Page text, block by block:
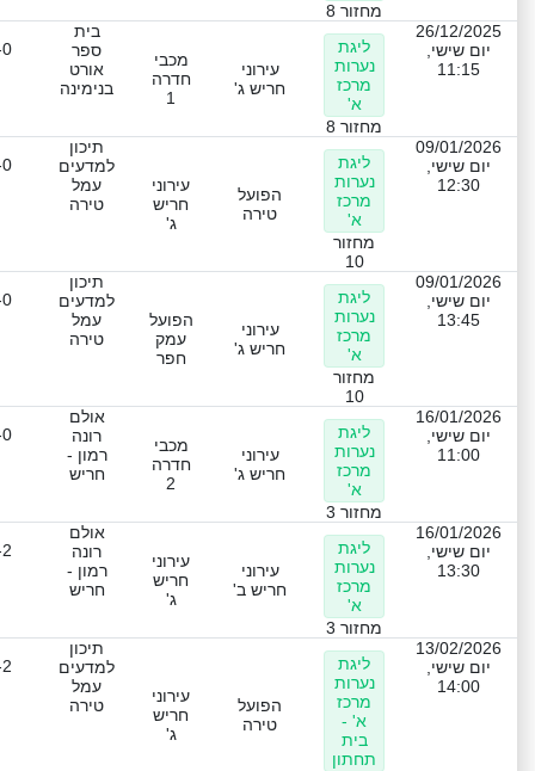
מחזור 8
26/12/2025
יום שישי,
11:15
ליגת
נערות
מרכז
א'
מחזור 8
עירוני
חריש ג'
מכבי
חדרה
1
בית
ספר
אורט
בנימינה
09/01/2026
יום שישי,
12:30
ליגת
נערות
מרכז
א'
מחזור
10
הפועל
טירה
עירוני
חריש
ג'
תיכון
למדעים
עמל
טירה
09/01/2026
יום שישי,
13:45
ליגת
נערות
מרכז
א'
מחזור
10
עירוני
חריש ג'
הפועל
עמק
חפר
תיכון
למדעים
עמל
טירה
16/01/2026
יום שישי,
11:00
ליגת
נערות
מרכז
א'
מחזור 3
עירוני
חריש ג'
מכבי
חדרה
2
אולם
רונה
רמון -
חריש
16/01/2026
יום שישי,
13:30
ליגת
נערות
מרכז
א'
מחזור 3
עירוני
חריש ב'
עירוני
חריש
ג'
אולם
רונה
רמון -
חריש
13/02/2026
יום שישי,
14:00
ליגת
נערות
מרכז
א' -
בית
תחתון
הפועל
טירה
עירוני
חריש
ג'
תיכון
למדעים
עמל
טירה